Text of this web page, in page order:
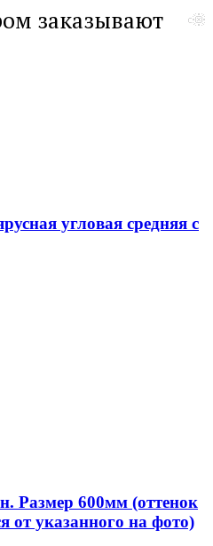
заказывают
угловая средняя с
Размер 600мм (оттенок
от указанного на фото)